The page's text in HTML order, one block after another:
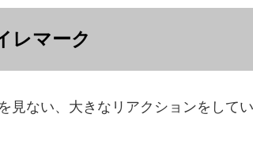
レマーク
見ない、大きなリアクションをしてい